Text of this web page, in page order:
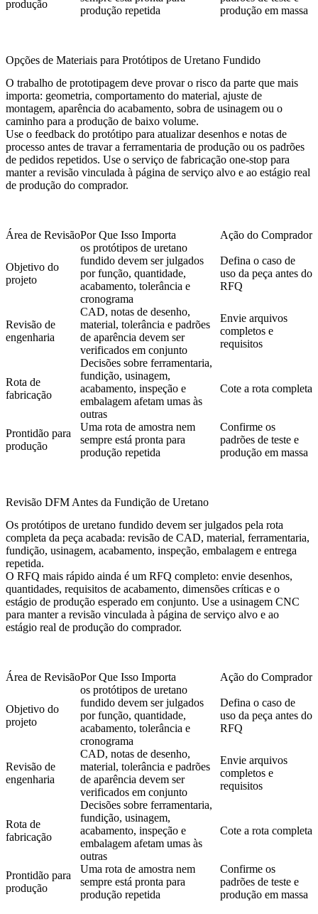
produção
produção repetida
produção em massa
Opções de Materiais para Protótipos de Uretano Fundido
O trabalho de prototipagem deve provar o risco da parte que mais
importa: geometria, comportamento do material, ajuste de
montagem, aparência do acabamento, sobra de usinagem ou o
caminho para a produção de baixo volume.
Use o feedback do protótipo para atualizar desenhos e notas de
processo antes de travar a ferramentaria de produção ou os padrões
de pedidos repetidos. Use o serviço de fabricação one-stop para
manter a revisão vinculada à página de serviço alvo e ao estágio real
de produção do comprador.
Área de RevisãoPor Que Isso Importa Ação do Comprador
Objetivo do
projeto
os protótipos de uretano
fundido devem ser julgados
por função, quantidade,
acabamento, tolerância e
cronograma
Defina o caso de
uso da peça antes do
RFQ
Revisão de
engenharia
CAD, notas de desenho,
material, tolerância e padrões
de aparência devem ser
verificados em conjunto
Envie arquivos
completos e
requisitos
Rota de
fabricação
Decisões sobre ferramentaria,
fundição, usinagem,
acabamento, inspeção e
embalagem afetam umas às
outras
Cote a rota completa
Prontidão para
produção
Uma rota de amostra nem
sempre está pronta para
produção repetida
Confirme os
padrões de teste e
produção em massa
Revisão DFM Antes da Fundição de Uretano
Os protótipos de uretano fundido devem ser julgados pela rota
completa da peça acabada: revisão de CAD, material, ferramentaria,
fundição, usinagem, acabamento, inspeção, embalagem e entrega
repetida.
O RFQ mais rápido ainda é um RFQ completo: envie desenhos,
quantidades, requisitos de acabamento, dimensões críticas e o
estágio de produção esperado em conjunto. Use a usinagem CNC
para manter a revisão vinculada à página de serviço alvo e ao
estágio real de produção do comprador.
Área de RevisãoPor Que Isso Importa Ação do Comprador
Objetivo do
projeto
os protótipos de uretano
fundido devem ser julgados
por função, quantidade,
acabamento, tolerância e
cronograma
Defina o caso de
uso da peça antes do
RFQ
Revisão de
engenharia
CAD, notas de desenho,
material, tolerância e padrões
de aparência devem ser
verificados em conjunto
Envie arquivos
completos e
requisitos
Rota de
fabricação
Decisões sobre ferramentaria,
fundição, usinagem,
acabamento, inspeção e
embalagem afetam umas às
outras
Cote a rota completa
Prontidão para
produção
Uma rota de amostra nem
sempre está pronta para
produção repetida
Confirme os
padrões de teste e
produção em massa